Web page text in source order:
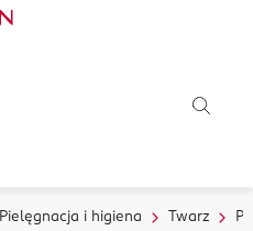
Pielęgnacja i higiena Twarz